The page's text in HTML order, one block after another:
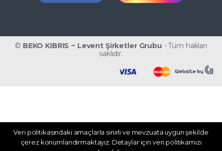
© BEKO KIBRIS ~ Levent Şirketler Grubu - Tüm hakları
saklıdır.
Veri politikasındaki amaçlarla sınırlı ve mevzuata uygun şekilde
çerez konumlandırmaktayız. Detaylar için veri politikamızı
WhatsApp